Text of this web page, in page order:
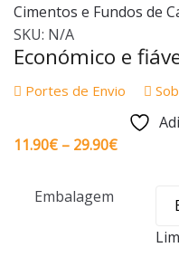
Cimentos e Fundos de
SKU: N/A
Económico e
Portes de Envio
11.90€ – 29.90€Price
29.90€
Embalagem